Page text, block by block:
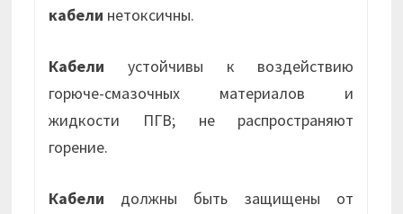
кабели нетоксичны.
Кабели устойчивы к воздействию
горюче-смазочных материалов и
жидкости ПГВ; не распространяют
горение.
Кабели должны быть защищены от